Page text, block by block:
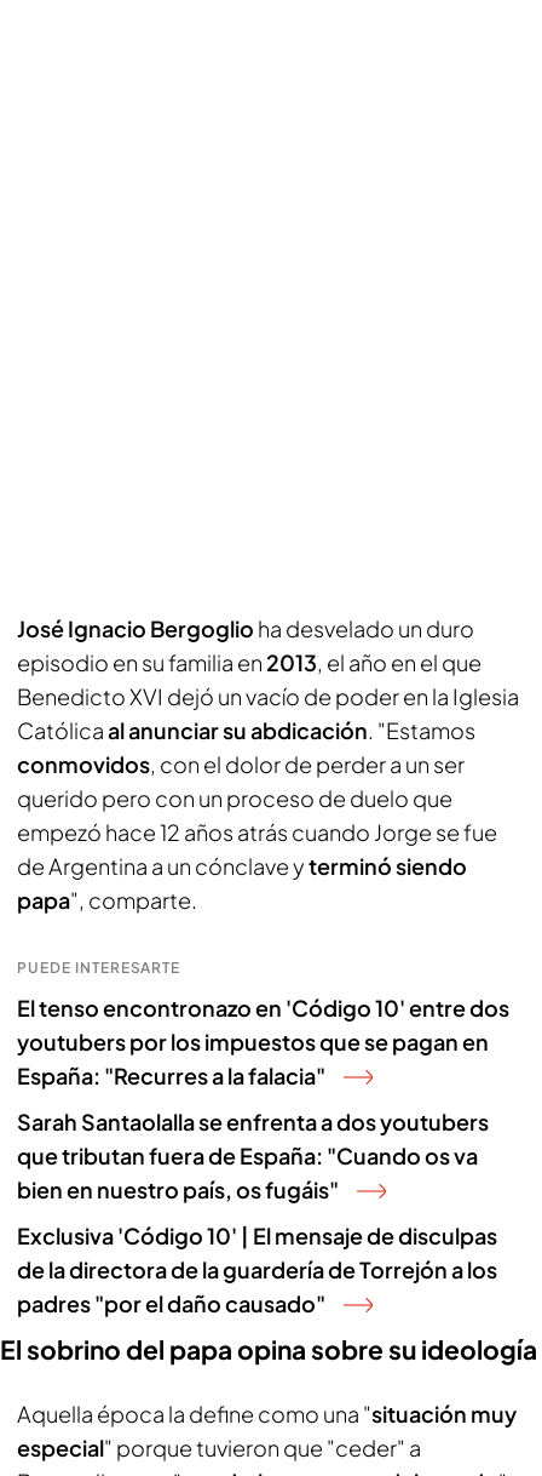
José Ignacio Bergoglio ha desvelado un duro
episodio en su familia en 2013, el año en el que
Benedicto XVI dejó un vacío de poder en la Iglesia
Católicaal anunciar su abdicación. "Estamos
conmovidos, con el dolor de perder a un ser
querido pero con un proceso de duelo que
empezó hace 12 años atrás cuando Jorge se fue
de Argentina a un cónclave yterminó siendo
papa", comparte.
PUEDE INTERESARTE
El tenso encontronazo en 'Código 10' entre dos
youtubers por los impuestos que se pagan en
España: "Recurres a la falacia"
Sarah Santaolalla se enfrenta a dos youtubers
que tributan fuera de España: "Cuando os va
bien en nuestro país, os fugáis"
Exclusiva 'Código 10' | El mensaje de disculpas
de la directora de la guardería de Torrejón a los
padres "por el daño causado"
El sobrino del papa opina sobre su ideología
Aquella época la define como una "situación muy
especial" porque tuvieron que "ceder" a